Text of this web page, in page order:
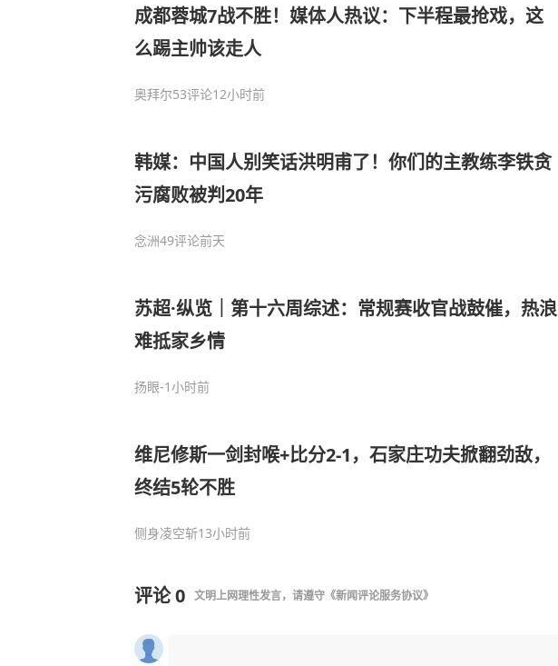
成都蓉城7战不胜！媒体人热议：下半程最抢戏，这
么踢主帅该走人
奥拜尔53评论12小时前
韩媒：中国人别笑话洪明甫了！你们的主教练李铁贪
污腐败被判20年
念洲49评论前天
苏超·纵览｜第十六周综述：常规赛收官战鼓催，热浪
难抵家乡情
扬眼-1小时前
维尼修斯一剑封喉+比分2-1，石家庄功夫掀翻劲敌，
终结5轮不胜
侧身凌空斩13小时前
评论0 文明上网理性发言，请遵守 《新闻评论服务协议》